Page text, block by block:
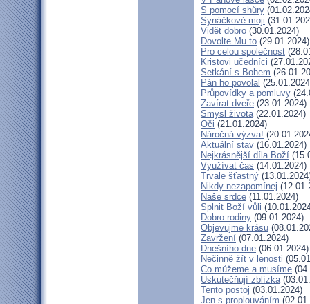
S pomocí shůry
Synáčkové moji
Vidět dobro (30.01.2024)
Dovolte Mu to (29.01.2024)
Pro celou společnost
Kristovi učedníci
Setkání s Bohem
Pán ho povolal
Průpovídky a pomluvy
Zavírat dveře (23.01.2024)
Smysl života(22.01.2024)
Oči (21.01.2024)
Náročná výzva!
Aktuální stav (16.01.2024)
Nejkrásnější díla Boží
Využívat čas (14.01.2024)
Trvale šťastný
Nikdy nezapomínej
Naše srdce (11.01.2024)
Splnit Boží vůli
Dobro rodiny (09.01.2024)
Objevujme krásu
Zavržení (07.01.2024)
Dnešního dne (06.01.2024)
Nečinně žít v lenosti
Co můžeme a musíme
Uskutečňují zblízka
Tento postoj (03.01.2024)
Jen s proplouváním